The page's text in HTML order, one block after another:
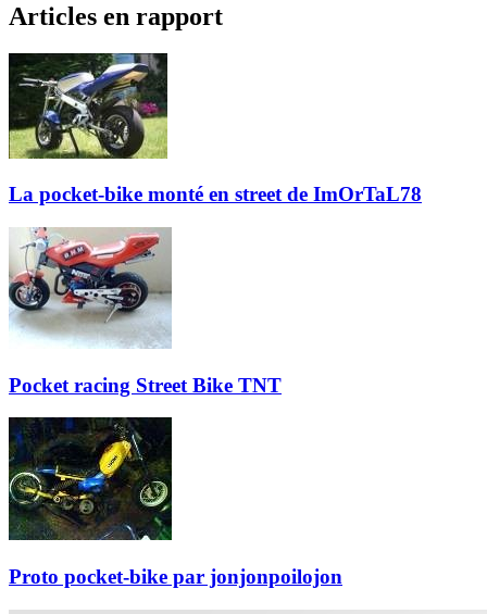
Articles en rapport
La pocket-bike monté en street de ImOrTaL78
Pocket racing Street Bike TNT
Proto pocket-bike par jonjonpoilojon